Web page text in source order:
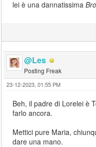
lei è una dannatissima
@Les
Posting Freak
23-12-2023, 01:55 PM
Beh, il padre di Lorelei è
farlo ancora.
Mettici pure Maria,
dare una mano.